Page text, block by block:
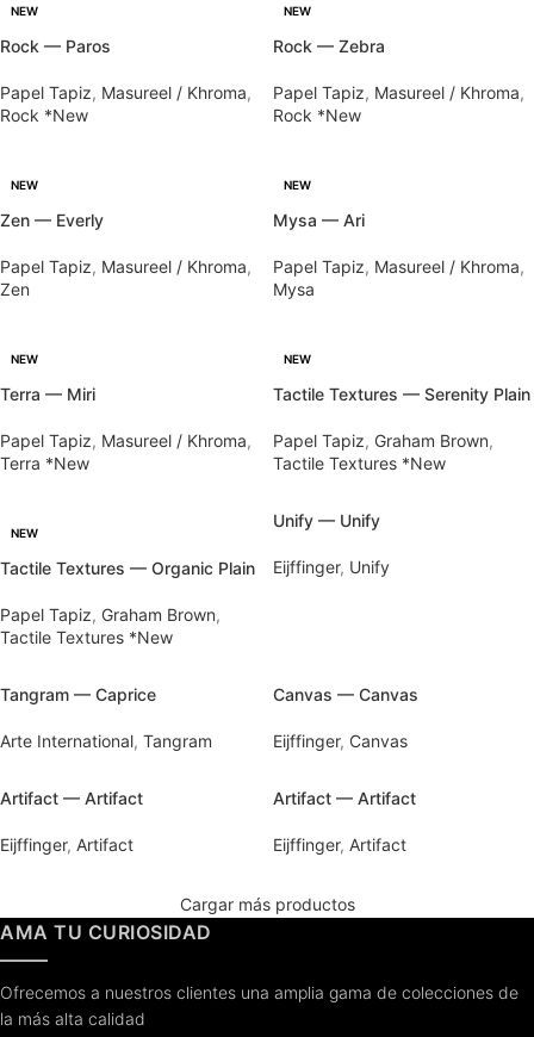
NEW
Rock — Paros
Papel Tapiz, Masureel / Khroma,
Rock *New
NEW
Rock — Zebra
Papel Tapiz, Masureel / Khroma,
Rock *New
NEW
Zen — Everly
Papel Tapiz, Masureel / Khroma,
Zen
NEW
Mysa — Ari
Papel Tapiz, Masureel / Khroma,
Mysa
NEW
Terra — Miri
Papel Tapiz, Masureel / Khroma,
Terra *New
NEW
Tactile Textures — Serenity Plain
Papel Tapiz, Graham Brown,
Tactile Textures *New
NEW
Tactile Textures — Organic Plain
Papel Tapiz, Graham Brown,
Tactile Textures *New
Unify — Unify
Eijffinger, Unify
Tangram — Caprice
Arte International, Tangram
Canvas — Canvas
Eijffinger, Canvas
Artifact — Artifact
Eijffinger, Artifact
Artifact — Artifact
Eijffinger, Artifact
Cargar más productos
AMA TU CURIOSIDAD
Ofrecemos a nuestros clientes una amplia gama de colecciones de
la más alta calidad